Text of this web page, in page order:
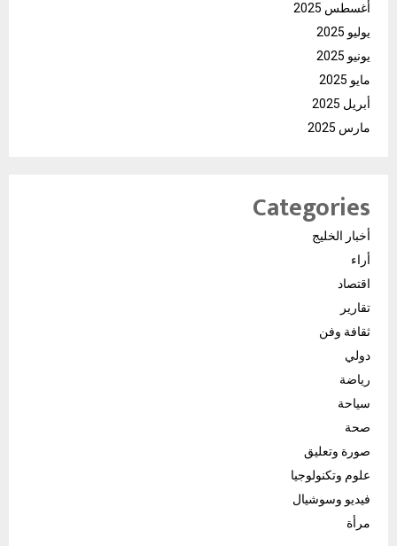
أغسطس 2025
يوليو 2025
يونيو 2025
مايو 2025
أبريل 2025
مارس 2025
Categories
أخبار الخليج
أراء
اقتصاد
تقارير
ثقافة وفن
دولي
رياضة
سياحة
صحة
صورة وتعليق
علوم وتكنولوجيا
فيديو وسوشيال
مرأة